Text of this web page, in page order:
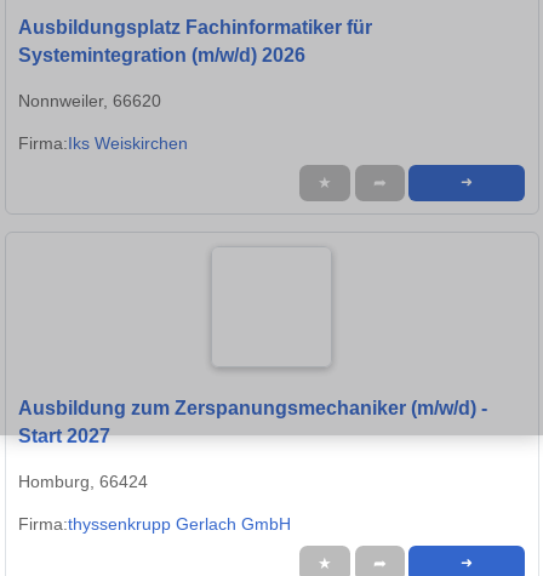
Ausbildungsplatz Fachinformatiker für
Systemintegration (m/w/d) 2026
Nonnweiler, 66620
Firma:Iks Weiskirchen
★ ➦ ➜
Ausbildung zum Zerspanungsmechaniker (m/w/d) -
Start 2027
Homburg, 66424
Firma:thyssenkrupp Gerlach GmbH
★ ➦ ➜